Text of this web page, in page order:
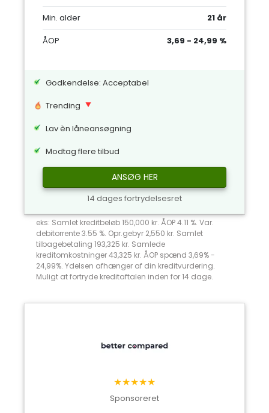
Min. alder
21 år
ÅOP
3,69 - 24,99 %
Godkendelse: Acceptabel
Trending
Lav èn låneansøgning
Modtag flere tilbud
ANSØG HER
14 dages fortrydelsesret
eks: Samlet kreditbeløb 150,000 kr. ÅOP 4.11 %. Var.
debitorrente 3.55 %. Opr.gebyr 2,550 kr. Samlet
tilbagebetaling 193,325 kr. Samlede
kreditomkostninger 43,325 kr. ÅOP spænd 3,69% -
24,99%. Ydelsen afhænger af din kreditvurdering.
Muligt at fortryde kreditaftalen inden for 14 dage.
★★★★★
Sponsoreret